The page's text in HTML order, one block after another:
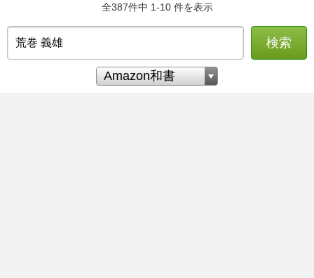
全387件中 1-10 件を表示
検索